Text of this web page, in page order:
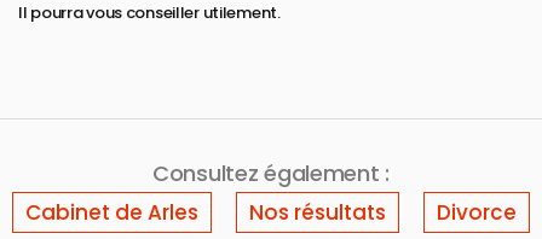
Il pourra vous conseiller utilement.
Consultez également :
Cabinet de Arles Nos résultats Divorce